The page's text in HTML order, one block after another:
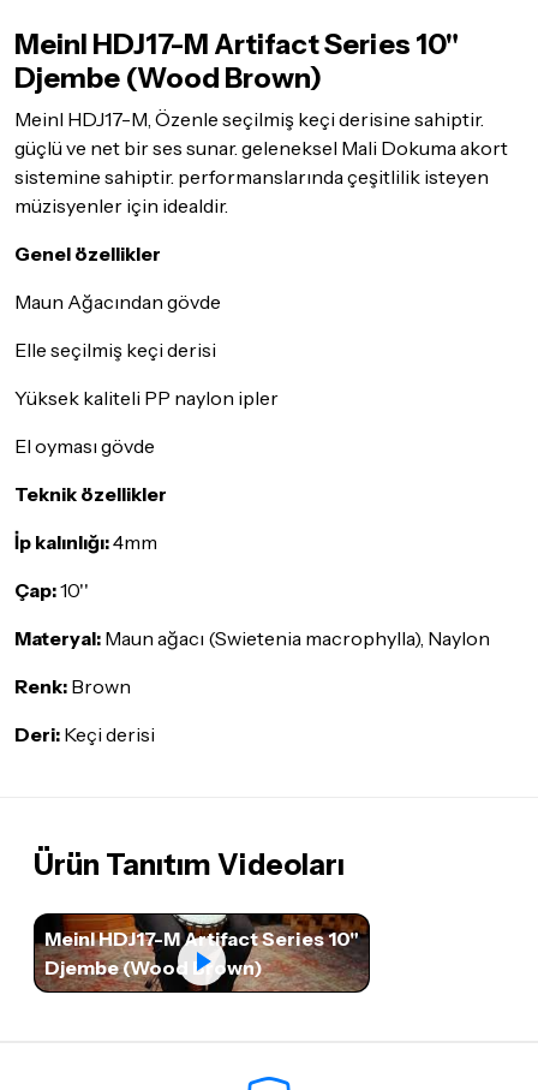
eksiksiz olması gerekmektedir. Satın almış olduğunuz ürünü
göndermeden önce mutlaka
Destek
geçerek bilgi veriniz.
İade ve değişim koşulları, ürün kategorilerine göre farklılık
gösterebilir. Lütfen satın almadan önce ilgili ürünün
iade/değişim şartlarını kontrol ettiğinizden emin olun.
Meinl HDJ17-M Artifact Series 10"
Djembe (Wood Brown)
Meinl HDJ17-M, Özenle seçilmiş keçi derisine sahiptir.
güçlü ve net bir ses sunar. geleneksel Mali Dokuma akort
sistemine sahiptir. performanslarında çeşitlilik isteyen
müzisyenler için idealdir.
Genel özellikler
Maun Ağacından gövde
Elle seçilmiş keçi derisi
Yüksek kaliteli PP naylon ipler
El oyması gövde
Teknik özellikler
İp kalınlığı:4mm
Çap:10''
Materyal: Maun ağacı (Swietenia macrophylla), Naylon
Renk: Brown
Deri: Keçi derisi
Ürün Tanıtım Videoları
Meinl HDJ17-M Artifact Series 10"
Djembe (Wood Brown)